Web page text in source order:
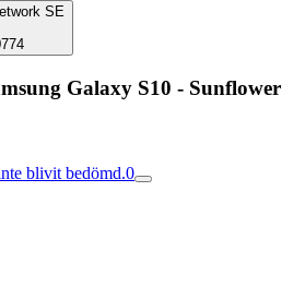
SE
Galaxy S10 - Sunflower
blivit bedömd.0